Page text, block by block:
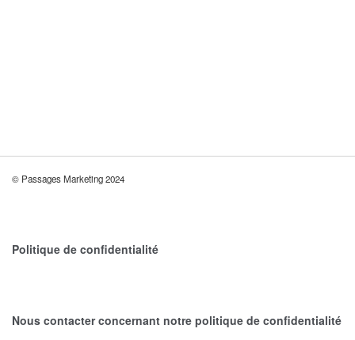
© Passages Marketing 2024
Politique de confidentialité
Nous contacter concernant notre politique de confidentialité